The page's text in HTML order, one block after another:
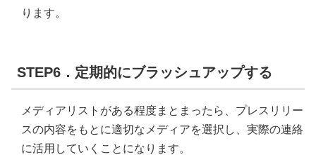
ります。
STEP6．定期的にブラッシュアップする
メディアリストがある程度まとまったら、プレスリリー
スの内容をもとに適切なメディアを選択し、実際の連絡
に活用していくことになります。